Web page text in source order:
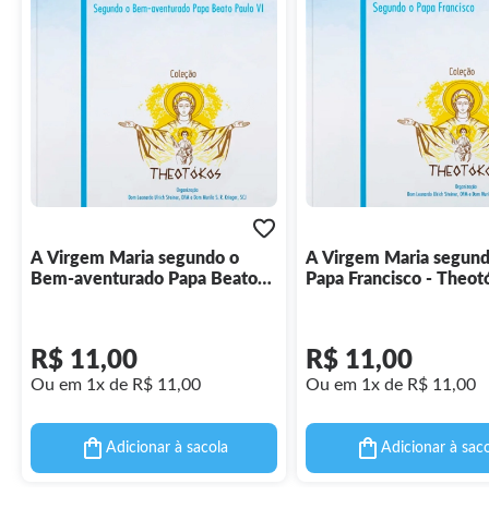
A Virgem Maria segundo o
Bem-aventurado Papa Beato
R$ 11,00
Ou em 1x de R$ 11,00
Adicionar à sacola
A Virgem Maria
Papa Francisco -
R$ 11,00
Ou em 1x de R$ 11,00
Adicionar à